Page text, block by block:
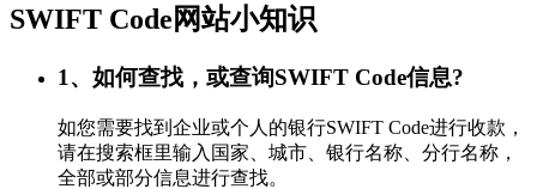
SWIFT Code网站小知识
1、如何查找，或查询SWIFT Code信息?
如您需要找到企业或个人的银行SWIFT Code进行收款，
请在搜索框里输入国家、城市、银行名称、分行名称，
全部或部分信息进行查找。